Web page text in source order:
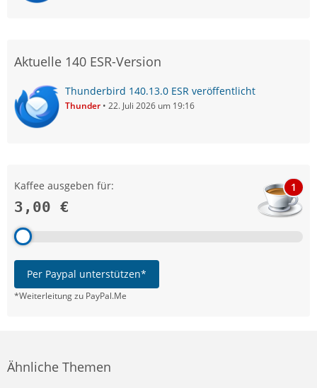
Aktuelle 140 ESR-Version
Thunderbird 140.13.0 ESR veröffentlicht
Thunder 22. Juli 2026 um 19:16
Kaffee ausgeben für:
3,00 €
1
Per Paypal unterstützen*
*Weiterleitung zu PayPal.Me
Ähnliche Themen